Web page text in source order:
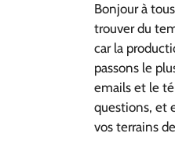
Bonjour à
trouver du
car la
passons le
emails et le
questions, et
vos terrains